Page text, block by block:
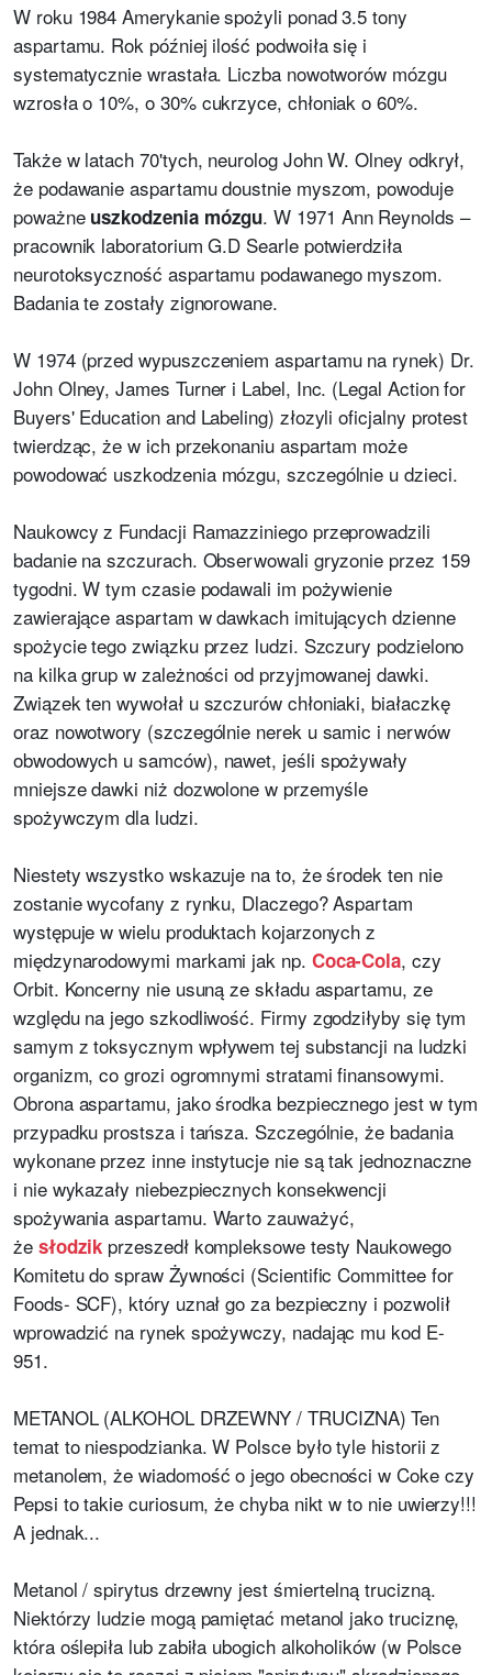
W roku 1984 Amerykanie spożyli ponad 3.5 tony
aspartamu. Rok później ilość podwoiła się i
systematycznie wrastała. Liczba nowotworów mózgu
wzrosła o 10%, o 30% cukrzyce, chłoniak o 60%.
Także w latach 70'tych, neurolog John W. Olney odkrył,
że podawanie aspartamu doustnie myszom, powoduje
poważne uszkodzenia mózgu. W 1971 Ann Reynolds –
pracownik laboratorium G.D Searle potwierdziła
neurotoksyczność aspartamu podawanego myszom.
Badania te zostały zignorowane.
W 1974 (przed wypuszczeniem aspartamu na rynek) Dr.
John Olney, James Turner i Label, Inc. (Legal Action for
Buyers' Education and Labeling) złozyli oficjalny protest
twierdząc, że w ich przekonaniu aspartam może
powodować uszkodzenia mózgu, szczególnie u dzieci.
Naukowcy z Fundacji Ramazziniego przeprowadzili
badanie na szczurach. Obserwowali gryzonie przez 159
tygodni. W tym czasie podawali im pożywienie
zawierające aspartam w dawkach imitujących dzienne
spożycie tego związku przez ludzi. Szczury podzielono
na kilka grup w zależności od przyjmowanej dawki.
Związek ten wywołał u szczurów chłoniaki, białaczkę
oraz nowotwory (szczególnie nerek u samic i nerwów
obwodowych u samców), nawet, jeśli spożywały
mniejsze dawki niż dozwolone w przemyśle
spożywczym dla ludzi.
Niestety wszystko wskazuje na to, że środek ten nie
zostanie wycofany z rynku, Dlaczego? Aspartam
występuje w wielu produktach kojarzonych z
międzynarodowymi markami jak np. Coca-Cola, czy
Orbit. Koncerny nie usuną ze składu aspartamu, ze
względu na jego szkodliwość. Firmy zgodziłyby się tym
samym z toksycznym wpływem tej substancji na ludzki
organizm, co grozi ogromnymi stratami finansowymi.
Obrona aspartamu, jako środka bezpiecznego jest w tym
przypadku prostsza i tańsza. Szczególnie, że badania
wykonane przez inne instytucje nie są tak jednoznaczne
i nie wykazały niebezpiecznych konsekwencji
spożywania aspartamu. Warto zauważyć,
że słodzik przeszedł kompleksowe testy Naukowego
Komitetu do spraw Żywności (Scientific Committee for
Foods- SCF), który uznał go za bezpieczny i pozwolił
wprowadzić na rynek spożywczy, nadając mu kod E-
951.
METANOL (ALKOHOL DRZEWNY / TRUCIZNA) Ten
temat to niespodzianka. W Polsce było tyle historii z
metanolem, że wiadomość o jego obecności w Coke czy
Pepsi to takie curiosum, że chyba nikt w to nie uwierzy!!!
A jednak...
Metanol / spirytus drzewny jest śmiertelną trucizną.
Niektórzy ludzie mogą pamiętać metanol jako truciznę,
która oślepiła lub zabiła ubogich alkoholików (w Polsce